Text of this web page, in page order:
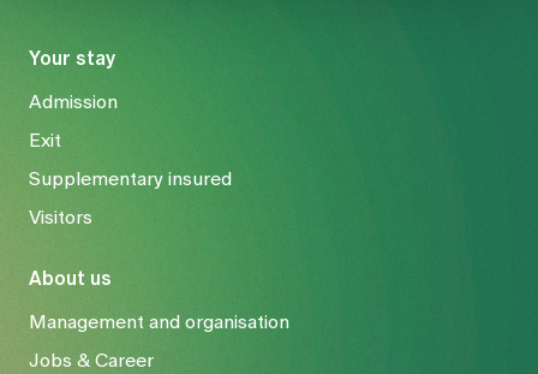
Your stay
Admission
Exit
Supplementary insured
Visitors
About us
Management and organisation
Jobs & Career